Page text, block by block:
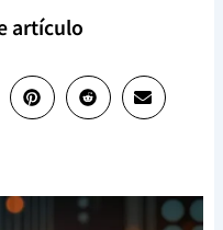
artículo